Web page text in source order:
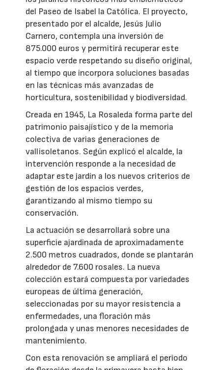
del Paseo de Isabel la Católica. El proyecto,
presentado por el alcalde, Jesús Julio
Carnero, contempla una inversión de
875.000 euros y permitirá recuperar este
espacio verde respetando su diseño original,
al tiempo que incorpora soluciones basadas
en las técnicas más avanzadas de
horticultura, sostenibilidad y biodiversidad.
Creada en 1945, La Rosaleda forma parte del
patrimonio paisajístico y de la memoria
colectiva de varias generaciones de
vallisoletanos. Según explicó el alcalde, la
intervención responde a la necesidad de
adaptar este jardín a los nuevos criterios de
gestión de los espacios verdes,
garantizando al mismo tiempo su
conservación.
La actuación se desarrollará sobre una
superficie ajardinada de aproximadamente
2.500 metros cuadrados, donde se plantarán
alrededor de 7.600 rosales. La nueva
colección estará compuesta por variedades
europeas de última generación,
seleccionadas por su mayor resistencia a
enfermedades, una floración más
prolongada y unas menores necesidades de
mantenimiento.
Con esta renovación se ampliará el periodo